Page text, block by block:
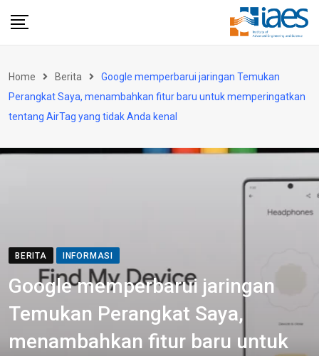
Home Berita
Google memperbarui jaringan Temukan
Perangkat Saya, menambahkan fitur baru untuk memperingatkan
tentang AirTag yang tidak Anda kenal
BERITA INFORMASI
Google memperbarui jaringan
Temukan Perangkat Saya,
menambahkan fitur baru untuk